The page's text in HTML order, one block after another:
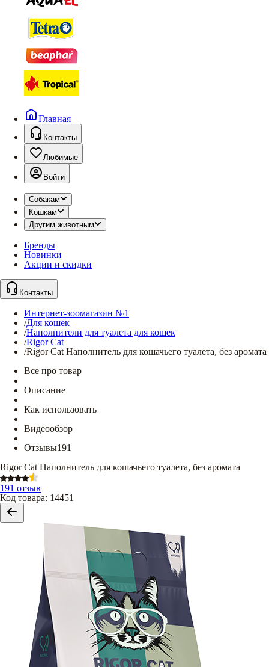
Главная
Контакты
Любимые
Войти
Собакам
Кошкам
Другим животным
Бренды
Новинки
Акции и скидки
Контакты
Интернет-зоомагазин №1
/Для кошек
/Наполнители для туалета для кошек
/Rigor Cat
/Rigor Cat Наполнитель для кошачьего туалета, без аромата
Все про товар
Описание
Как использовать
Видеообзор
Отзывы191
Rigor Cat Наполнитель для кошачьего туалета, без аромата
191 отзыв
Код товара: 14451